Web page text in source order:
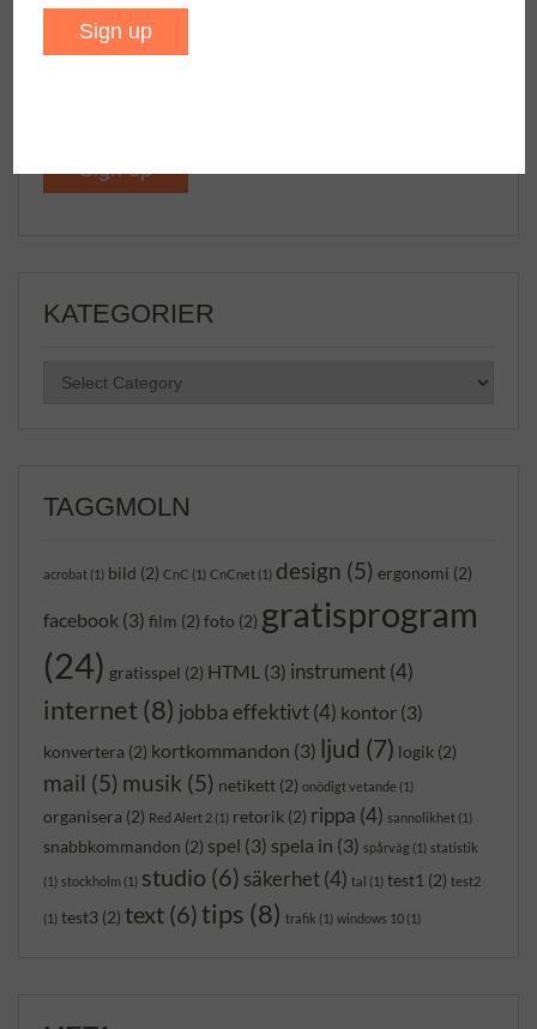
KATEGORIER
KATEGORIER
TAGGMOLN
acrobat (1) bild (2) CnC (1) CnCnet (1) design (5) ergonomi (2)
facebook (3) film (2) foto (2) gratisprogram
(24) gratisspel (2) HTML (3) instrument(4)
internet(8) jobba effektivt(4) kontor (3)
konvertera (2) kortkommandon (3) ljud (7) logik (2)
mail (5) musik (5) netikett (2) onödigt vetande (1)
organisera (2) Red Alert 2 (1) retorik (2) rippa (4) sannolikhet (1)
snabbkommandon (2) spel (3) spela in (3) spårväg (1) statistik
(1) stockholm (1) studio (6) säkerhet(4) tal (1) test1 (2) test2
(1) test3 (2) text (6)tips (8) trafik (1) windows 10 (1)